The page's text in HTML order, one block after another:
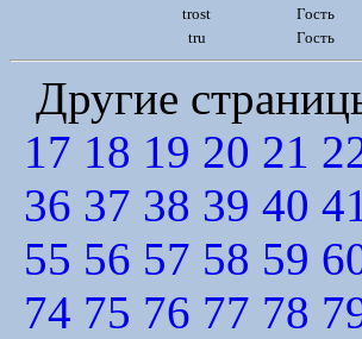
trost
Гость
tru
Гость
Другие
17 18 19 20 21
36 37 38 39 40
55 56 57 58 59
74 75 76 77 78